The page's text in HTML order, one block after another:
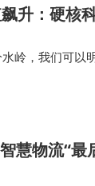
升：硬核
岭，我们可以
网时代，技术…
慧物流“最